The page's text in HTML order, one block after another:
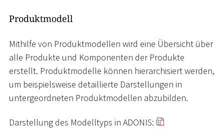
Produktmodell
Mithilfe von Produktmodellen wird eine Übersicht über
alle Produkte und Komponenten der Produkte
erstellt. Produktmodelle können hierarchisiert werden,
um beispielsweise detaillierte Darstellungen in
untergeordneten Produktmodellen abzubilden.
Darstellung des Modelltyps in ADONIS: